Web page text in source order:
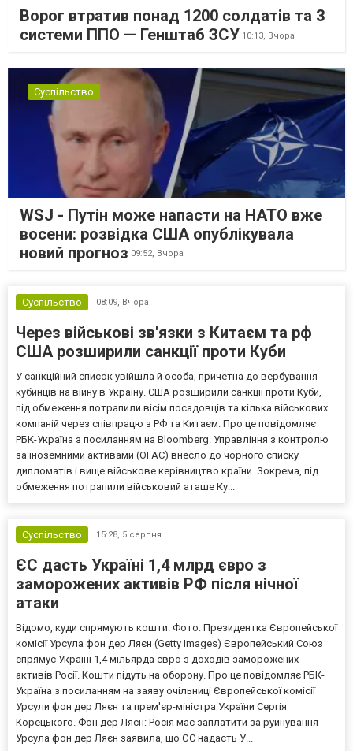
Ворог втратив понад 1200 солдатів та 3
системи ППО — Генштаб ЗСУ 10:13, Вчора
Суспільство
WSJ - Путін може напасти на НАТО вже
восени: розвідка США опублікувала
новий прогноз 09:52, Вчора
Суспільство 08:09, Вчора
Через військові зв'язки з Китаєм та рф
США розширили санкції проти Куби
У санкційний список увійшла й особа, причетна до вербування
кубинців на війну в Україну. США розширили санкції проти Куби,
під обмеження потрапили вісім посадовців та кілька військових
компаній через співпрацю з РФ та Китаєм. Про це повідомляє
РБК-Україна з посиланням на Bloomberg. Управління з контролю
за іноземними активами (OFAC) внесло до чорного списку
дипломатів і вище військове керівництво країни. Зокрема, під
обмеження потрапили військовий аташе Ку...
Суспільство 15:28, 5 серпня
ЄС дасть Україні 1,4 млрд євро з
заморожених активів РФ після нічної
атаки
Відомо, куди спрямують кошти. Фото: Президентка Європейської
комісії Урсула фон дер Ляєн (Getty Images) Європейський Союз
спрямує Україні 1,4 мільярда євро з доходів заморожених
активів Росії. Кошти підуть на оборону. Про це повідомляє РБК-
Україна з посиланням на заяву очільниці Європейської комісії
Урсули фон дер Ляєн та прем'єр-міністра України Сергія
Корецького. Фон дер Ляєн: Росія має заплатити за руйнування
Урсула фон дер Ляєн заявила, що ЄС надасть У...